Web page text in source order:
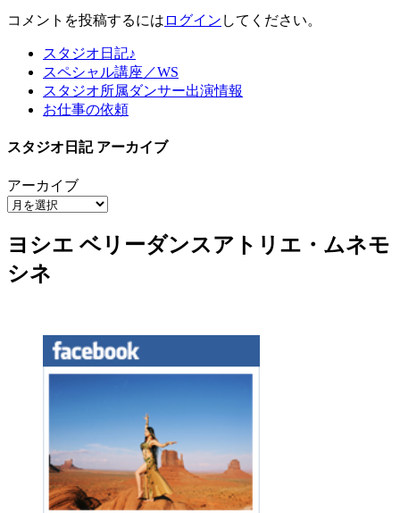
ビ
ン
コメントを投稿するには ログイン してください。
スタジオ日記♪
スペシャル講座／WS
スタジオ所属ダンサー出演情報
お仕事の依頼
スタジオ日記 アーカイブ
アーカイブ
ヨシエ ベリーダンスアトリエ・ムネモ
シネ